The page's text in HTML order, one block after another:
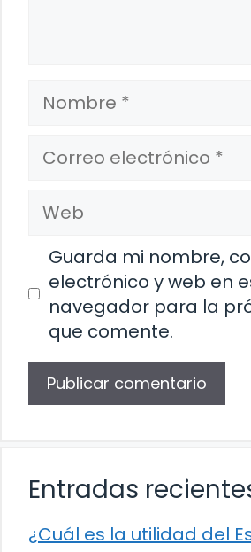
Nombre
Correo
electrónico
Web
Guarda mi nombre,
electrónico y web en
navegador para la
que comente.
Entradas
¿Cuál es la utilidad del